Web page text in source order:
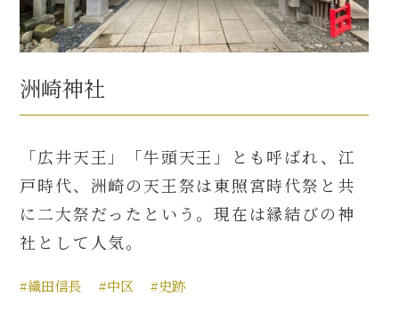
前田利家と名古屋の関係
犬千代ルート
加藤清正と名古屋の関係
清正関連 史跡 一覧
名古屋＜清正＞観光モデルコース
洲崎神社
「広井天王」「牛頭天王」とも呼ばれ、江
戸時代、洲崎の天王祭は東照宮時代祭と共
に二大祭だったという。現在は縁結びの神
社として人気。
#織田信長 #中区 #史跡